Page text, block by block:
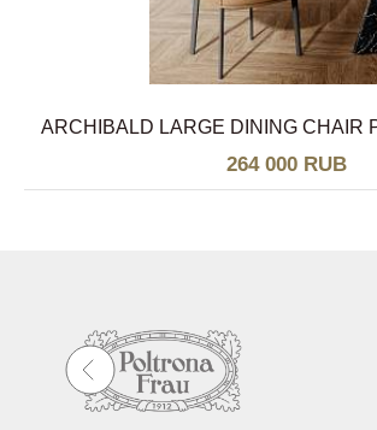
ARCHIBALD LARGE DINING CHAIR
264 000 RUB